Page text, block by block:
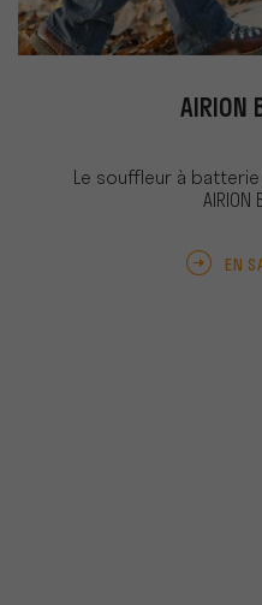
AIRION
Le souffleur à
AIRION
EN